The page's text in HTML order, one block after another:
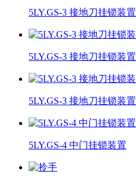
5LY.GS-3 接地刀挂锁装置
5LY.GS-3 接地刀挂锁装置
5LY.GS-3 接地刀挂锁装置
5LY.GS-4 中门挂锁装置